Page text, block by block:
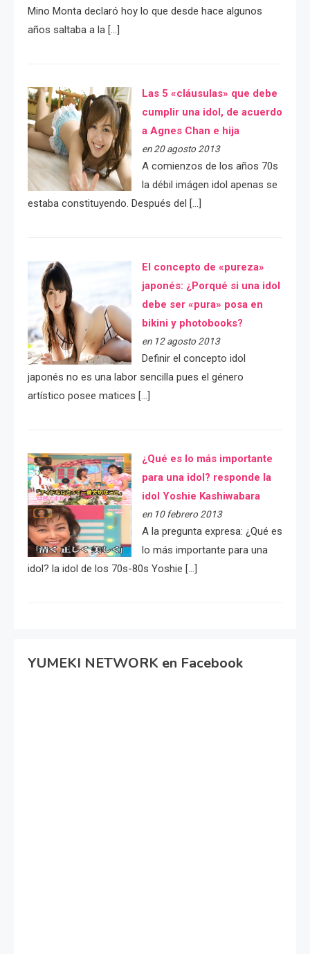
Mino Monta declaró hoy lo que desde hace algunos
años saltaba a la […]
Las 5 «cláusulas» que debe
cumplir una idol, de acuerdo
a Agnes Chan e hija
en 20 agosto 2013
A comienzos de los años 70s
la débil imágen idol apenas se
estaba constituyendo. Después del […]
El concepto de «pureza»
japonés: ¿Porqué si una idol
debe ser «pura» posa en
bikini y photobooks?
en 12 agosto 2013
Definir el concepto idol
japonés no es una labor sencilla pues el género
artístico posee matices […]
¿Qué es lo más importante
para una idol? responde la
idol Yoshie Kashiwabara
en 10 febrero 2013
A la pregunta expresa: ¿Qué es
lo más importante para una
idol? la idol de los 70s-80s Yoshie […]
YUMEKI NETWORK en Facebook